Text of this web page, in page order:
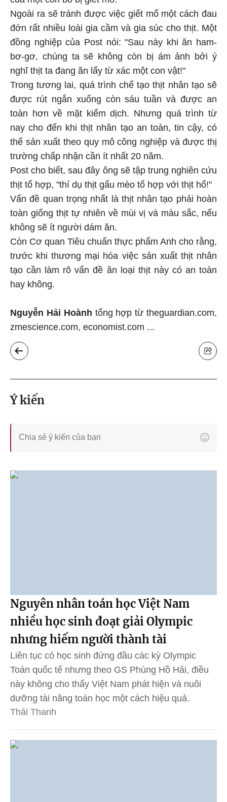
Ngoài ra sẽ tránh được việc giết mổ một cách đau
đớn rất nhiều loài gia cầm và gia súc cho thịt. Một
đồng nghiệp của Post nói: "Sau này khi ăn ham-
bơ-gơ, chúng ta sẽ không còn bị ám ảnh bởi ý
nghĩ thịt ta đang ăn lấy từ xác một con vật!"
Trong tương lai, quá trình chế tạo thịt nhân tạo sẽ
được rút ngắn xuống còn sáu tuần và được an
toàn hơn về mặt kiểm dịch. Nhưng quá trình từ
nay cho đến khi thịt nhân tạo an toàn, tin cậy, có
thể sản xuất theo quy mô công nghiệp và được thị
trường chấp nhận cần ít nhất 20 năm.
Post cho biết, sau đây ông sẽ tập trung nghiên cứu
thịt tổ hợp, "thí dụ thịt gấu mèo tổ hợp với thịt hổ!"
Vấn đề quan trọng nhất là thịt nhân tạo phải hoàn
toàn giống thịt tự nhiên về mùi vị và màu sắc, nếu
không sẽ ít người dám ăn.
Còn Cơ quan Tiêu chuẩn thực phẩm Anh cho rằng,
trước khi thương mại hóa việc sản xuất thịt nhân
tạo cần làm rõ vấn đề ăn loại thịt này có an toàn
hay không.
Nguyễn Hải Hoành tổng hợp từ theguardian.com,
zmescience.com, economist.com ...
Ý kiến
Nguyên nhân toán học Việt Nam
nhiều học sinh đoạt giải Olympic
nhưng hiếm người thành tài
Liên tục có học sinh đứng đầu các kỳ Olympic
Toán quốc tế nhưng theo GS Phùng Hồ Hải, điều
này không cho thấy Việt Nam phát hiện và nuôi
dưỡng tài năng toán học một cách hiệu quả.
Thái Thanh